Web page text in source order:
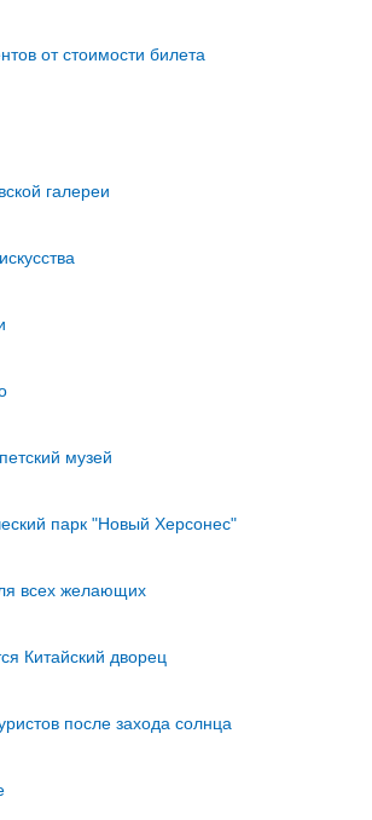
от стоимости билета
галереи
музей
парк "Новый Херсонес"
всех желающих
Китайский дворец
после захода солнца